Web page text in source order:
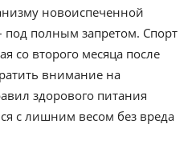
новоиспеченной
полным запретом. Спорт
со второго месяца после
внимание на
здорового питания
с лишним весом без вреда